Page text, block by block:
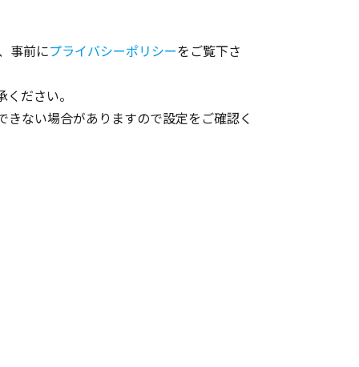
事前にプライバシーポリシーをご覧下さ
ださい。
ない場合がありますので設定をご確認く